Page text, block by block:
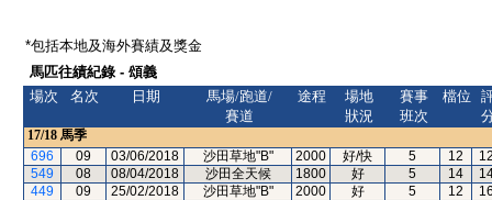
*包括本地及海外賽績及獎金
馬匹往績紀錄 - 頌義
場次
名次 日期
馬場/跑道/
賽道
途程
場地
狀況
賽事
班次
檔位
17/18 馬季
696
09 03/06/2018 沙田草地"B" 2000 好/快 5 12
549
08 08/04/2018 沙田全天候 1800 好 5 14
449
09 25/02/2018 沙田草地"B" 2000 好 5 12